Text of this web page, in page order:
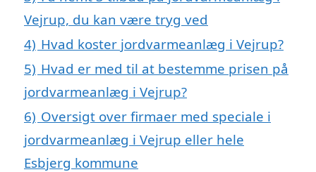
Vejrup, du kan være tryg ved
4) Hvad koster jordvarmeanlæg i Vejrup?
5) Hvad er med til at bestemme prisen på
jordvarmeanlæg i Vejrup?
6) Oversigt over firmaer med speciale i
jordvarmeanlæg i Vejrup eller hele
Esbjerg kommune